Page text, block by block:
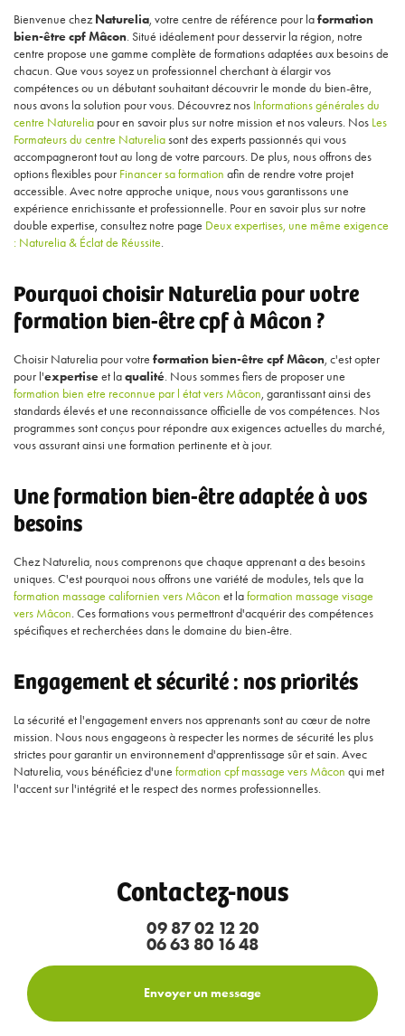
Bienvenue chezNaturelia, votre centre de référence pour laformation
bien-être cpf Mâcon. Situé idéalement pour desservir la région, notre
centre propose une gamme complète de formations adaptées aux besoins de
chacun. Que vous soyez un professionnel cherchant à élargir vos
compétences ou un débutant souhaitant découvrir le monde du bien-être,
nous avons la solution pour vous. Découvrez nos Informations générales du
centre Naturelia pour en savoir plus sur notre mission et nos valeurs. Nos Les
Formateurs du centre Natureliasont des experts passionnés qui vous
accompagneront tout au long de votre parcours. De plus, nous offrons des
options flexibles pour Financer sa formation afin de rendre votre projet
accessible. Avec notre approche unique, nous vous garantissons une
expérience enrichissante et professionnelle. Pour en savoir plus sur notre
double expertise, consultez notre page Deux expertises, une même exigence
: Naturelia & Éclat de Réussite.
Pourquoi choisir Naturelia pour votre
formation bien-être cpf à Mâcon ?
Choisir Naturelia pour votre formation bien-être cpf Mâcon, c'est opter
pour l'expertiseet laqualité. Nous sommes fiers de proposer une
formation bien etre reconnue par l état vers Mâcon, garantissant ainsi des
standards élevés et une reconnaissance officielle de vos compétences. Nos
programmes sont conçus pour répondre aux exigences actuelles du marché,
vous assurant ainsi une formation pertinente et à jour.
Une formation bien-être adaptée à vos
besoins
Chez Naturelia, nous comprenons que chaque apprenant a des besoins
uniques. C'est pourquoi nous offrons une variété de modules, tels que la
formation massage californien vers Mâcon et laformation massage visage
vers Mâcon. Ces formations vous permettront d'acquérir des compétences
spécifiques et recherchées dans le domaine du bien-être.
Engagement et sécurité : nos priorités
La sécurité et l'engagement envers nos apprenants sont au cœur de notre
mission. Nous nous engageons à respecter les normes de sécurité les plus
strictes pour garantir un environnement d'apprentissage sûr et sain. Avec
Naturelia, vous bénéficiez d'une formation cpf massage vers Mâcon qui met
l'accent sur l'intégrité et le respect des normes professionnelles.
Contactez-nous
09 87 02 12 20
06 63 80 16 48
Envoyer un message